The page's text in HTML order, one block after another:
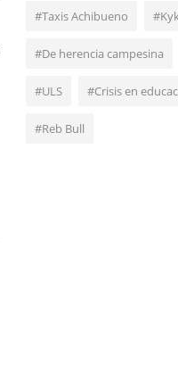
#Taxis Achibueno
#De herencia campesina
#ULS #Crisis en
#Reb Bull